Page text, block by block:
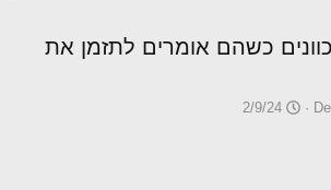
כשהם אומרים לתזמן את
פ
2/9/24